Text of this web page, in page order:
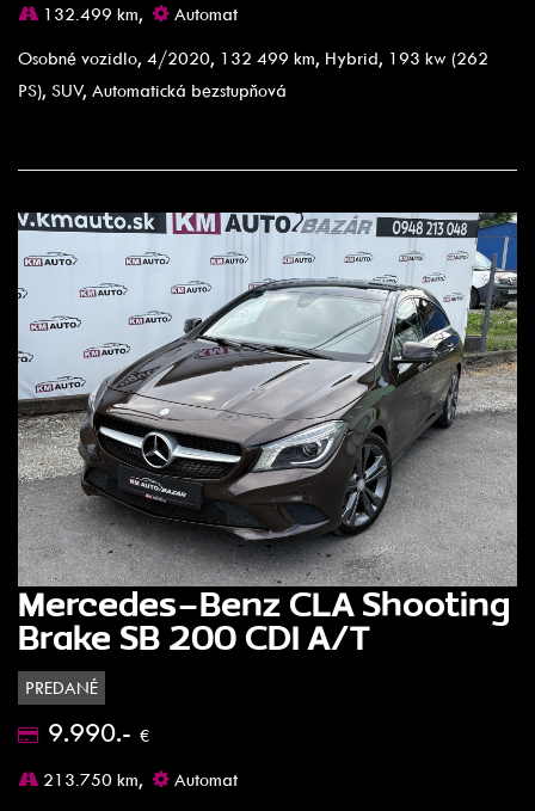
132.499 km,
Automat
Osobné vozidlo, 4/2020, 132 499 km, Hybrid, 193 kw (262
PS), SUV, Automatická bezstupňová
Mercedes-Benz CLA Shooting
Brake SB 200 CDI A/T
PREDANÉ
9.990.- €
213.750 km,
Automat